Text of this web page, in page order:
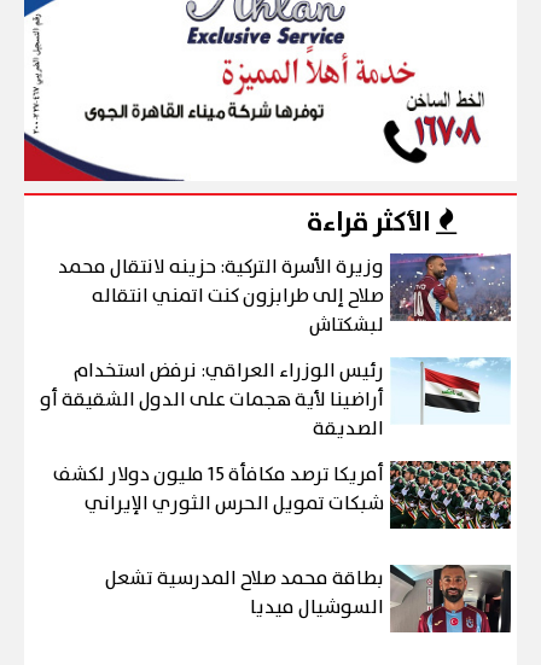
الأكثر قراءة
وزيرة الأسرة التركية: حزينه لانتقال محمد
صلاح إلى طرابزون كنت اتمني انتقاله
لبشكتاش
رئيس الوزراء العراقي: نرفض استخدام
أراضينا لأية هجمات على الدول الشقيقة أو
الصديقة
أمريكا ترصد مكافأة 15 مليون دولار لكشف
شبكات تمويل الحرس الثوري الإيراني
بطاقة محمد صلاح المدرسية تشعل
السوشيال ميديا